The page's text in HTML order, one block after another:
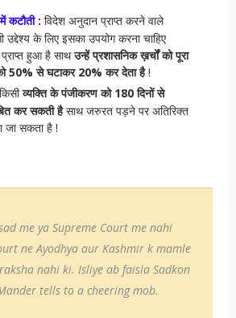
कटौती : विदेश अनुदान प्राप्त करने वाले
के लिए इसका उपयोग करना चाहिए
हुआ है साथउन्हें प्रशासनिक ख़र्चों को पूरा
50% से घटाकर 20% कर देता है!
व्यक्ति के पंजीकरण को 180 दिनों से
कर सकती हैसाथ जरुरत पड़ने पर अतिरिक्त
जा सकता है !
me ya Supreme Court me nahi
ne Ayodhya aur Kashmir k mamle
nahi ki. Isliye ab faisla Sadkon
tells to a cheering mob.